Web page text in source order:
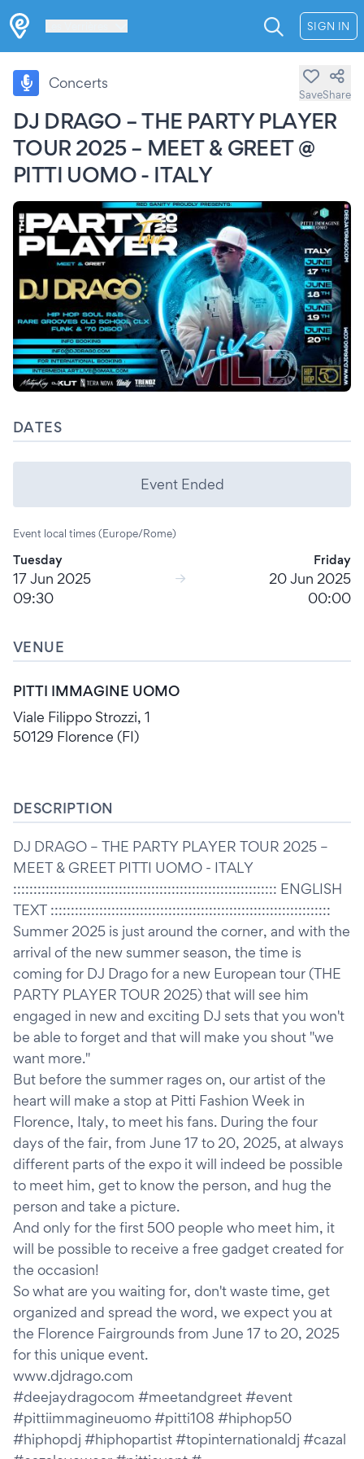
SIGN IN
DJ DRAGO – THE PARTY PLAYER
TOUR 2025 – MEET & GREET @
PITTI UOMO - ITALY
Concerts
SaveShare
DATES
Event Ended
Event local times (Europe/Rome)
Tuesday
17 Jun 2025
09:30
Friday
20 Jun 2025
00:00
VENUE
PITTI IMMAGINE UOMO
Viale Filippo Strozzi, 1
50129 Florence (FI)
DESCRIPTION
DJ DRAGO – THE PARTY PLAYER TOUR 2025 –
MEET & GREET PITTI UOMO - ITALY
::::::::::::::::::::::::::::::::::::::::::::::::::::::::::::::::: ENGLISH
TEXT :::::::::::::::::::::::::::::::::::::::::::::::::::::::::::::::::::::
Summer 2025 is just around the corner, and with the
arrival of the new summer season, the time is
coming for DJ Drago for a new European tour (THE
PARTY PLAYER TOUR 2025) that will see him
engaged in new and exciting DJ sets that you won't
be able to forget and that will make you shout "we
want more."
But before the summer rages on, our artist of the
heart will make a stop at Pitti Fashion Week in
Florence, Italy, to meet his fans. During the four
days of the fair, from June 17 to 20, 2025, at always
different parts of the expo it will indeed be possible
to meet him, get to know the person, and hug the
person and take a picture.
And only for the first 500 people who meet him, it
will be possible to receive a free gadget created for
the occasion!
So what are you waiting for, don't waste time, get
organized and spread the word, we expect you at
the Florence Fairgrounds from June 17 to 20, 2025
for this unique event.
www.djdrago.com
#deejaydragocom #meetandgreet #event
#pittiimmagineuomo #pitti108 #hiphop50
#hiphopdj #hiphopartist #topinternationaldj #cazal